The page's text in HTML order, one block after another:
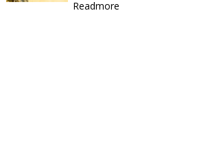
Readmore